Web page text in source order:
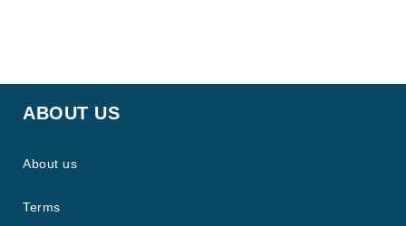
ABOUT US
About us
Terms